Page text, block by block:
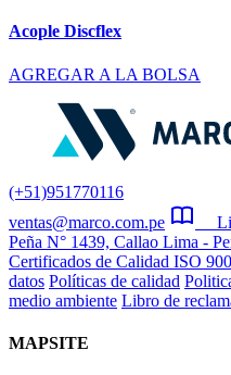
Acople Discflex
AGREGAR A LA BOLSA
(+51)951770116
ventas@marco.com.pe
Peña N° 1439, Callao Lima -
Certificados de Calidad ISO
datos Políticas de calidad
medio ambiente Libro de
MAPSITE